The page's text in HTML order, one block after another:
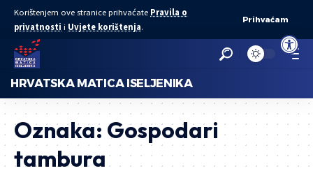
Open
Korištenjem ove stranice prihvaćate Pravila o
privatnosti i Uvjete korištenja.
Prihvaćam
HRVATSKA MATICA ISELJENIKA
Oznaka: Gospodari
tambura